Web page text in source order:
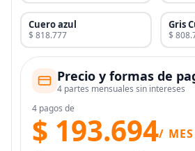
Cuero azul
$ 818.777
Gris
$
Precio y formas de
4 partes mensuales sin intereses
4 pagos de
$ 193.694/ MES